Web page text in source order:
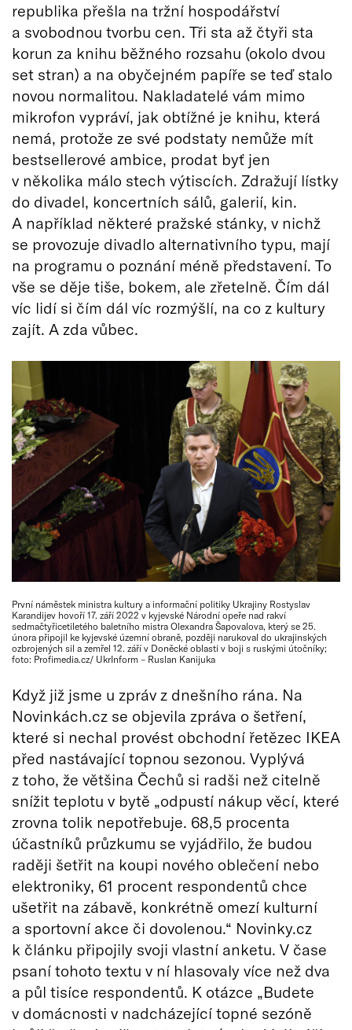
republika přešla na tržní hospodářství
a svobodnou tvorbu cen. Tři sta až čtyři sta
korun za knihu běžného rozsahu (okolo dvou
set stran) a na obyčejném papíře se teď stalo
novou normalitou. Nakladatelé vám mimo
mikrofon vypráví, jak obtížné je knihu, která
nemá, protože ze své podstaty nemůže mít
bestsellerové ambice, prodat byť jen
v několika málo stech výtiscích. Zdražují lístky
do divadel, koncertních sálů, galerií, kin.
A například některé pražské stánky, v nichž
se provozuje divadlo alternativního typu, mají
na programu o poznání méně představení. To
vše se děje tiše, bokem, ale zřetelně. Čím dál
víc lidí si čím dál víc rozmýšlí, na co z kultury
zajít. A zda vůbec.
První náměstek ministra kultury a informační politiky Ukrajiny Rostyslav
Karandijev hovoří 17. září 2022 v kyjevské Národní opeře nad rakví
sedmačtyřicetiletého baletního mistra Olexandra Šapovalova, který se 25.
února připojil ke kyjevské územní obraně, později narukoval do ukrajinských
ozbrojených sil a zemřel 12. září v Doněcké oblasti v boji s ruskými útočníky;
foto: Profimedia.cz/ UkrInform – Ruslan Kanijuka
Když již jsme u zpráv z dnešního rána. Na
Novinkách.cz se objevila zpráva o šetření,
které si nechal provést obchodní řetězec IKEA
před nastávající topnou sezonou. Vyplývá
z toho, že většina Čechů si radši než citelně
snížit teplotu v bytě „odpustí nákup věcí, které
zrovna tolik nepotřebuje. 68,5 procenta
účastníků průzkumu se vyjádřilo, že budou
raději šetřit na koupi nového oblečení nebo
elektroniky, 61 procent respondentů chce
ušetřit na zábavě, konkrétně omezí kulturní
a sportovní akce či dovolenou.“ Novinky.cz
k článku připojily svoji vlastní anketu. V čase
psaní tohoto textu v ní hlasovaly více než dva
a půl tisíce respondentů. K otázce „Budete
v domácnosti v nadcházející topné sezóně